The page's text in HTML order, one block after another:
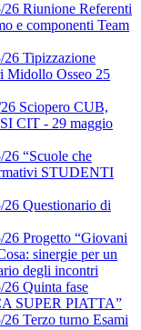
26 Riunione Referenti
e componenti Team
26 Tipizzazione
Midollo Osseo 25
Sciopero CUB,
CIT - 29 maggio
“Scuole che
STUDENTI
26 Questionario di
26 Progetto “Giovani
sinergie per un
degli incontri
26 Quinta fase
SUPER PIATTA”
Terzo turno Esami